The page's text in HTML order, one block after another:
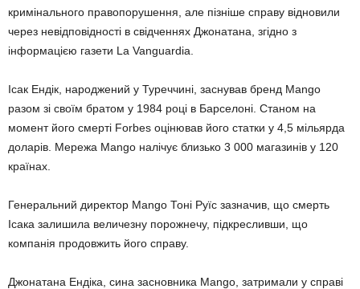
кримінального правопорушення, але пізніше справу відновили
через невідповідності в свідченнях Джонатана, згідно з
інформацією газети La Vanguardia.
Ісак Ендік, народжений у Туреччині, заснував бренд Mango
разом зі своїм братом у 1984 році в Барселоні. Станом на
момент його смерті Forbes оцінював його статки у 4,5 мільярда
доларів. Мережа Mango налічує близько 3 000 магазинів у 120
країнах.
Генеральний директор Mango Тоні Руїс зазначив, що смерть
Ісака залишила величезну порожнечу, підкресливши, що
компанія продовжить його справу.
Джонатана Ендіка, сина засновника Mango, затримали у справі